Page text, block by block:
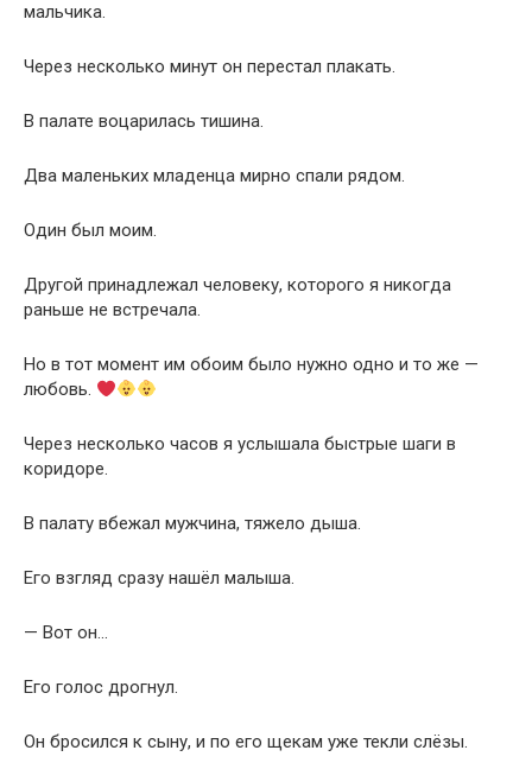
мальчика.
Через несколько минут он перестал плакать.
В палате воцарилась тишина.
Два маленьких младенца мирно спали рядом.
Один был моим.
Другой принадлежал человеку, которого я никогда
раньше не встречала.
Но в тот момент им обоим было нужно одно и то же —
любовь.
Через несколько часов я услышала быстрые шаги в
коридоре.
В палату вбежал мужчина, тяжело дыша.
Его взгляд сразу нашёл малыша.
— Вот он…
Его голос дрогнул.
Он бросился к сыну, и по его щекам уже текли слёзы.